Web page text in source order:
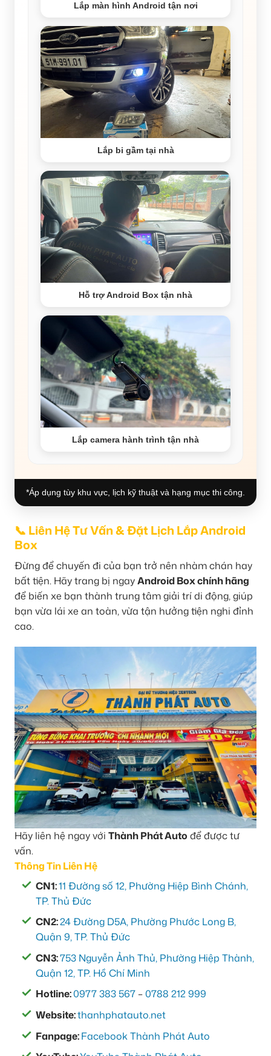
Lắp màn hình Android tận nơi
Lắp bi gầm tại nhà
Hỗ trợ Android Box tận nhà
Lắp camera hành trình tận nhà
*Áp dụng tùy khu vực, lịch kỹ thuật và hạng mục thi công.
📞 Liên Hệ Tư Vấn & Đặt Lịch Lắp Android
Box
Đừng để chuyến đi của bạn trở nên nhàm chán hay
bất tiện. Hãy trang bị ngayAndroid Box chính hãng
để biến xe bạn thành trung tâm giải trí di động, giúp
bạn vừa lái xe an toàn, vừa tận hưởng tiện nghi đỉnh
cao.
Hãy liên hệ ngay với Thành Phát Auto để được tư
vấn.
Thông Tin Liên Hệ
CN1:11 Đường số 12, Phường Hiệp Bình Chánh,
TP. Thủ Đức
CN2:24 Đường D5A, Phường Phước Long B,
Quận 9, TP. Thủ Đức
CN3:753 Nguyễn Ảnh Thủ, Phường Hiệp Thành,
Quận 12, TP. Hồ Chí Minh
Hotline:0977 383 567 –0788 212 999
Website:thanhphatauto.net
Fanpage:Facebook Thành Phát Auto